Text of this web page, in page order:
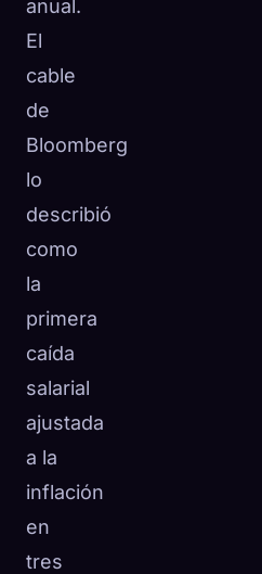
anual.
El
cable
de
Bloomberg
lo
describió
como
la
primera
caída
salarial
ajustada
a la
inflación
en
tres